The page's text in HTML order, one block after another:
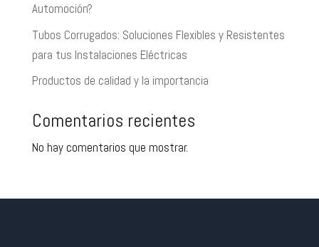
Automoción?
Tubos Corrugados: Soluciones Flexibles y Resistentes
para tus Instalaciones Eléctricas
Productos de calidad y la importancia
Comentarios recientes
No hay comentarios que mostrar.